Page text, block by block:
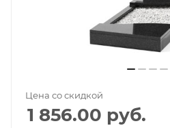
Цена со скидкой
1 856.00 руб.